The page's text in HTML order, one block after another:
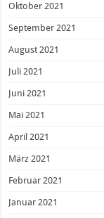
Oktober 2021
September 2021
August 2021
Juli 2021
Juni 2021
Mai 2021
April 2021
März 2021
Februar 2021
Januar 2021